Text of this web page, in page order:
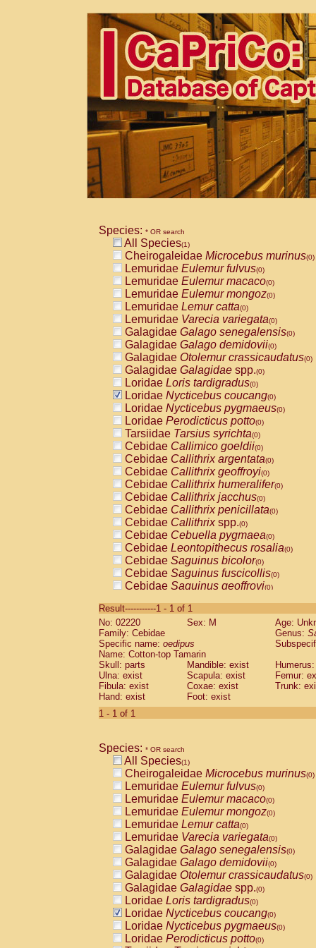
Species: * OR search
All Species(1)
Cheirogaleidae Microcebus murinus(0)
Lemuridae Eulemur fulvus(0)
Lemuridae Eulemur macaco(0)
Lemuridae Eulemur mongoz(0)
Lemuridae Lemur catta(0)
Lemuridae Varecia variegata(0)
Galagidae Galago senegalensis(0)
Galagidae Galago demidovii(0)
Galagidae Otolemur crassicaudatus(0)
Galagidae Galagidae spp.(0)
Loridae Loris tardigradus(0)
Loridae Nycticebus coucang(0)
Loridae Nycticebus pygmaeus(0)
Loridae Perodicticus potto(0)
Tarsiidae Tarsius syrichta(0)
Cebidae Callimico goeldii(0)
Cebidae Callithrix argentata(0)
Cebidae Callithrix geoffroyi(0)
Cebidae Callithrix humeralifer(0)
Cebidae Callithrix jacchus(0)
Cebidae Callithrix penicillata(0)
Cebidae Callithrixspp.(0)
Cebidae Cebuella pygmaea(0)
Cebidae Leontopithecus rosalia(0)
Cebidae Saguinus bicolor(0)
Cebidae Saguinus fuscicollis(0)
Cebidae Saguinus geoffroyi(0)
CebidaeSaguinus labiatus(0)
Cebidae Saguinus leucopus (0)
Cebidae
CebidaeSaguinus mystax
Cebidae Saguinus nigricollis (0)
Cebidae Saguinus oedipus
Cebidae Saguinus weddelli
Cebidae Saguinusspp.
Cebidae
CebidaeCebus capucinus
CebidaeCebus nigrivittatus
CebidaeCebus spp.(0)
CebidaeSaimiri boliviensis(0)
CebidaeSaimiri sciureus(0)
AtelidaeAlouatta caraya(0)
AtelidaeAlouatta fusca(0)
AtelidaeAlouatta seniculus(0)
AtelidaeAlouattaspp.(0)
AtelidaeAteles belzebuth(0)
AtelidaeAteles geoffroyi(0)
AtelidaeAteles paniscus(0)
AtelidaeAtelesspp.(0)
AtelidaeLagothrix lagothricha(0)
AtelidaeLagothrix lagothricha cana
PitheciidaeCacajao calvus
Result-----------1 - 1 of 1
No: 02220
Sex: M
Age:
Family: Cebidae
Genus:
Specific name: oedipus
Name: Cotton-top Tamarin
Skull: parts
Mandible: exist
Ulna: exist
Scapula: exist
Femur:
Fibula: exist
Coxae: exist
Trunk:
Hand: exist
Foot: exist
1 - 1 of 1
Species: * OR search
All Species(1)
Cheirogaleidae Microcebus murinus(0)
Lemuridae Eulemur fulvus(0)
Lemuridae Eulemur macaco(0)
Lemuridae Eulemur mongoz(0)
Lemuridae Lemur catta(0)
Lemuridae Varecia variegata(0)
Galagidae Galago senegalensis(0)
Galagidae Galago demidovii(0)
Galagidae Otolemur crassicaudatus(0)
Galagidae Galagidae spp.(0)
Loridae Loris tardigradus(0)
Loridae Nycticebus coucang(0)
Loridae Nycticebus pygmaeus(0)
Loridae Perodicticus potto(0)